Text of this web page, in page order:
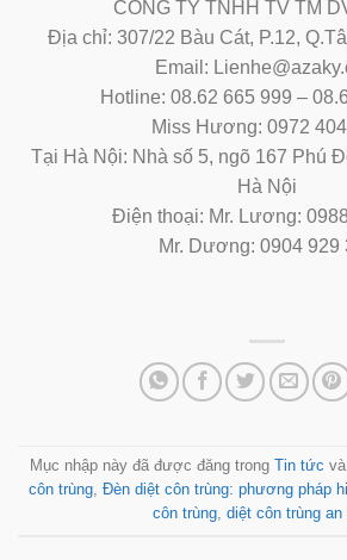
CÔNG TY TNHH TV TM
Địa chỉ: 307/22 Bàu Cát, P.12,
Email:
Hotline: 08.62 665 999 –
Miss Hương: 0972
Tại Hà Nội: Nhà số 5, ngõ 167 Phú
Hà Nội
Điện thoại: Mr. Lương:
Mr. Dương: 0904 929
Mục nhập này đã được đăng trong Tin tức
côn trùng, Đèn diệt côn trùng: phương pháp
côn trùng, diệt côn trùng an